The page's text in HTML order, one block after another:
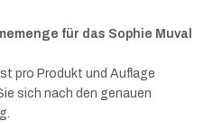
für das Sophie Muval
pro Produkt und Auflage
sich nach den genauen